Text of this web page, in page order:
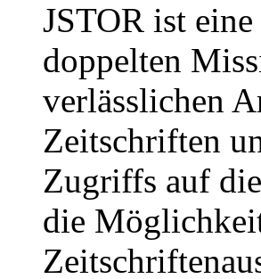
JSTOR ist
doppelten
verlässlichen
Zeitschriften
Zugriffs auf
die